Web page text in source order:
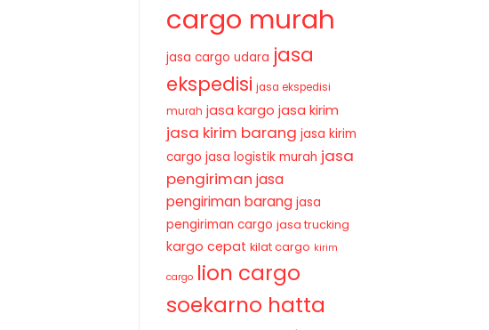
cargo murah
jasa cargo udara jasa
ekspedisi jasa ekspedisi
murah jasa kargo jasa kirim
jasa kirim barang jasa kirim
cargo jasa logistik murah jasa
pengiriman jasa
pengiriman barang jasa
pengiriman cargo jasa trucking
kargo cepat kilat cargo kirim
cargo lion cargo
soekarno hatta